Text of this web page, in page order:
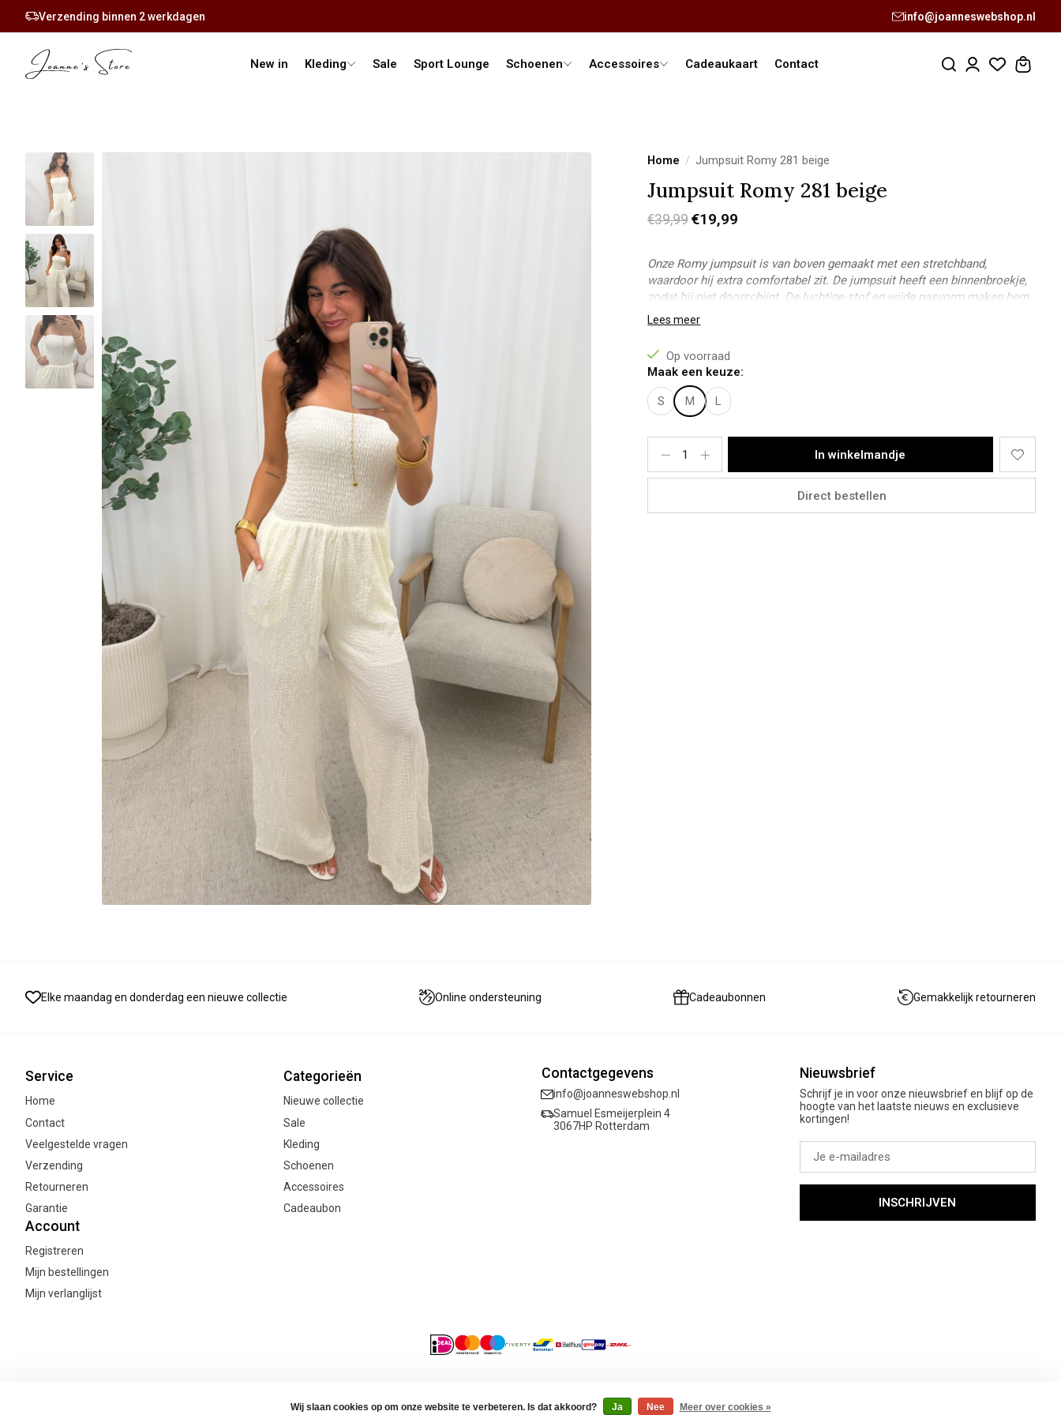
Verzending binnen 2 werkdagen info@joanneswebshop.nl
Kleding Sale Sport Lounge Schoenen Accessoires
New in Cadeaukaart Contact
Home / Jumpsuit Romy 281 beige
Jumpsuit Romy 281 beige
€39,99 €19,99
Onze Romy jumpsuit is van boven gemaakt met een stretchband,
waardoor hij extra comfortabel zit. De jumpsuit heeft een binnenbroekje,
zodat hij niet doorschijnt. De luchtige stof en wijde pasvorm maken hem
perfect voor warme dagen. Draag hem casual met slippers of stijl hem af
met hakken voor een zomerse avondlook.
Model Stacey:
Lichaamslengte: 1,73m
Bovenkant: M
Onderkant: 38
Het model draagt een maat M
Materiaal:
Lees meer
Op voorraad
Maak een keuze:
S M L
In winkelmandje
Direct bestellen
Elke maandag en donderdag een nieuwe collectie Online ondersteuning Cadeaubonnen Gemakkelijk retourneren
Service
Home
Contact
Veelgestelde vragen
Verzending
Retourneren
Garantie
Account
Registreren
Mijn bestellingen
Mijn verlanglijst
Categorieën
Nieuwe collectie
Sale
Kleding
Schoenen
Accessoires
Cadeaubon
Contactgegevens
info@joanneswebshop.nl
Samuel Esmeijerplein 4
3067HP Rotterdam
Nieuwsbrief
Schrijf je in voor onze nieuwsbrief en blijf op de
hoogte van het laatste nieuws en exclusieve
kortingen!
INSCHRIJVEN
Algemene voorwaardenPrivacybeleid
Wij slaan cookies op om onze website te verbeteren. Is dat akkoord? Ja Nee Meer over cookies »